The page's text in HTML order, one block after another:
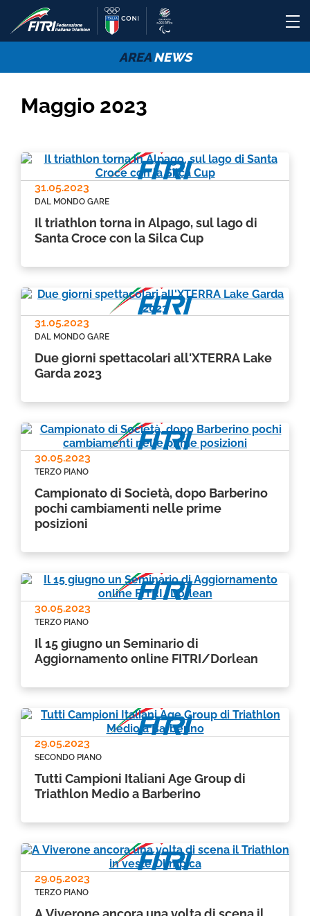
AREANEWS
Maggio 2023
31.05.2023
DAL MONDO GARE
Il triathlon torna in Alpago, sul lago di
Santa Croce con la Silca Cup
31.05.2023
DAL MONDO GARE
Due giorni spettacolari all'XTERRA Lake
Garda 2023
30.05.2023
TERZO PIANO
Campionato di Società, dopo Barberino
pochi cambiamenti nelle prime
posizioni
30.05.2023
TERZO PIANO
Il 15 giugno un Seminario di
Aggiornamento online FITRI/Dorlean
29.05.2023
SECONDO PIANO
Tutti Campioni Italiani Age Group di
Triathlon Medio a Barberino
29.05.2023
TERZO PIANO